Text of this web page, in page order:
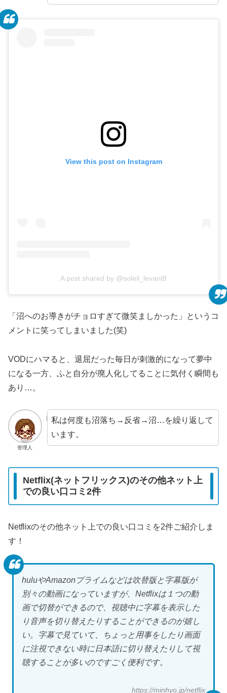
View this post on Instagram
A post shared by @soleil_levant8
「沼へのお導きがチョロすぎて微笑ましかった」というコ
メントに笑ってしまいました(笑)
VODにハマると、退屈だった毎日が刺激的になって夢中
になる一方、ふと自分が廃人化してることに気付く瞬間も
あり…。
管理人
私は何度も沼落ち→反省→沼…を繰り返して
います。
Netflix(ネットフリックス)のその他ネット上
での良い口コミ2件
Netflixのその他ネット上での良い口コミを2件ご紹介しま
す！
huluやAmazonプライムなどは吹替版と字幕版が
別々の動画になっていますが、Netflixは１つの動
画で切替ができるので、視聴中に字幕を表示した
り音声を切り替えたりすることができるのが嬉し
い。字幕で見ていて、ちょっと用事をしたり画面
に注視できない時に日本語に切り替えたりして視
聴することが多いのですごく便利です。
https://minhyo.jp/netflix